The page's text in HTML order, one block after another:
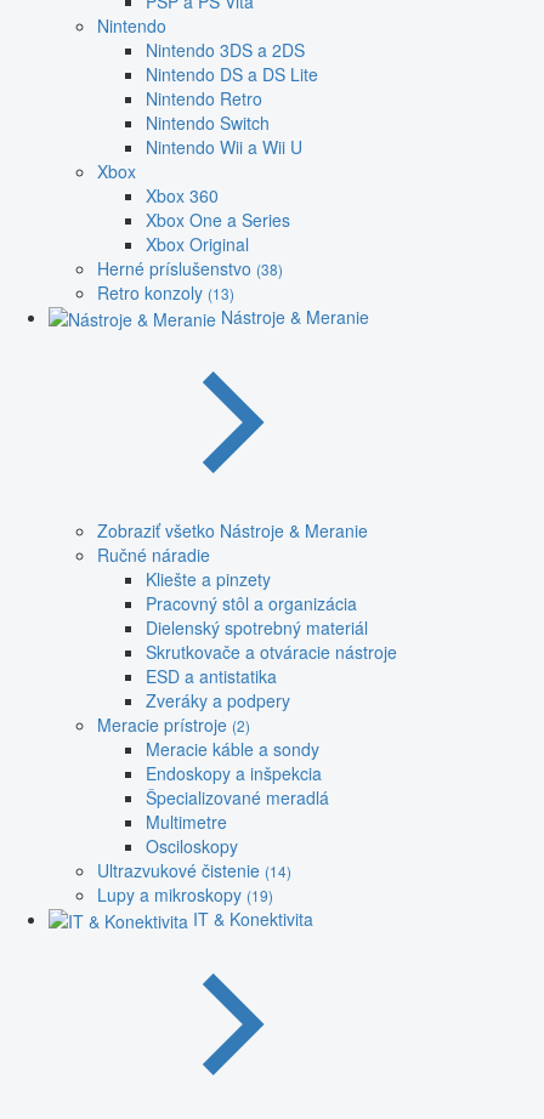
Nintendo
Nintendo 3DS a 2DS
Nintendo DS a DS Lite
Nintendo Retro
Nintendo Switch
Nintendo Wii a Wii U
Xbox
Xbox 360
Xbox One a Series
Xbox Original
Herné príslušenstvo (38)
Retro konzoly (13)
Nástroje & Meranie
Zobraziť všetko Nástroje & Meranie
Ručné náradie
Kliešte a pinzety
Pracovný stôl a organizácia
Dielenský spotrebný materiál
Skrutkovače a otváracie nástroje
ESD a antistatika
Zveráky a podpery
Meracie prístroje (2)
Meracie káble a sondy
Endoskopy a inšpekcia
Špecializované meradlá
Multimetre
Osciloskopy
Ultrazvukové čistenie (14)
Lupy a mikroskopy (19)
IT & Konektivita